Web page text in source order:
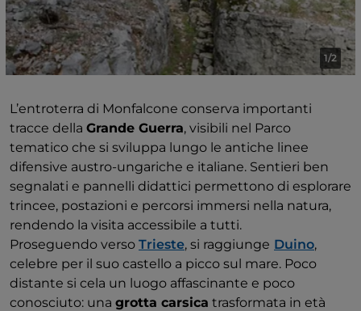
1/2
L’entroterra di Monfalcone conserva importanti
tracce della Grande Guerra, visibili nel Parco
tematico che si sviluppa lungo le antiche linee
difensive austro-ungariche e italiane. Sentieri ben
segnalati e pannelli didattici permettono di esplorare
trincee, postazioni e percorsi immersi nella natura,
rendendo la visita accessibile a tutti.
Proseguendo verso Trieste, si raggiunge Duino,
celebre per il suo castello a picco sul mare. Poco
distante si cela un luogo affascinante e poco
conosciuto: una grotta carsica trasformata in età